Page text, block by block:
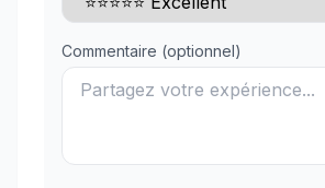
Commentaire (optionnel)